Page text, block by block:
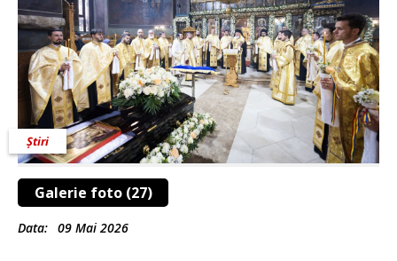
Galerie foto (27)
Știri
Data: 09 Mai 2026